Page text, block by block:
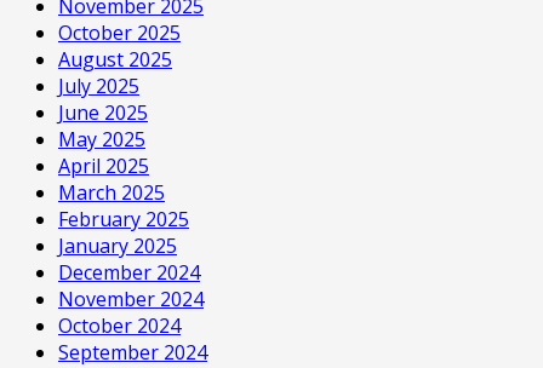
November 2025
October 2025
August 2025
July 2025
June 2025
May 2025
April 2025
March 2025
February 2025
January 2025
December 2024
November 2024
October 2024
September 2024